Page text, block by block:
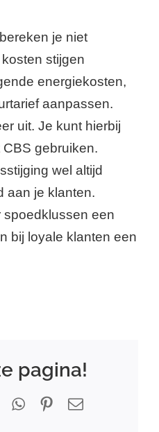
je niet
stijgen
energiekosten,
aanpassen.
uit. Je kunt hierbij
gebruiken.
wel altijd
aan je klanten.
spoedklussen een
bij loyale klanten een
pagina!
WhatsApp
Pinterest
E-